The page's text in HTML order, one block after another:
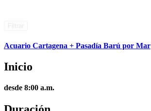
Acuario Cartagena + Pasadía Barú por Mar
Inicio
desde 8:00 a.m.